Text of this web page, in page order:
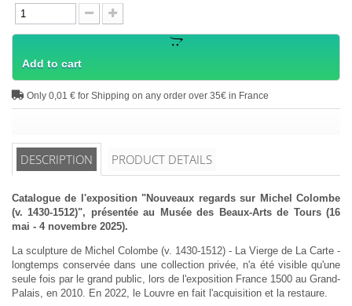
Add to cart
Only 0,01 € for Shipping on any order over 35€ in France
DESCRIPTION PRODUCT DETAILS
Catalogue de l'exposition "Nouveaux regards sur Michel Colombe
(v. 1430-1512)", présentée au Musée des Beaux-Arts de Tours (16
mai - 4 novembre 2025).
La sculpture de Michel Colombe (v. 1430-1512) - La Vierge de La Carte -
longtemps conservée dans une collection privée, n'a été visible qu'une
seule fois par le grand public, lors de l'exposition France 1500 au Grand-
Palais, en 2010. En 2022, le Louvre en fait l'acquisition et la restaure.